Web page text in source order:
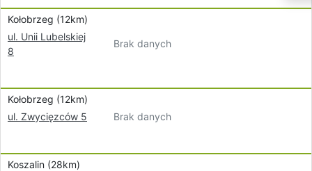
Kołobrzeg (12km)
ul. Unii Lubelskiej
8
Brak danych
Kołobrzeg (12km)
ul. Zwycięzców 5
Brak danych
Koszalin (28km)